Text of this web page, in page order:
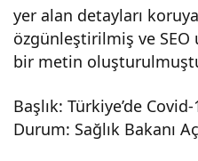
yer alan detayları
özgünleştirilmiş ve
bir metin
Başlık: Türkiye’de
Durum: Sağlık Bakanı